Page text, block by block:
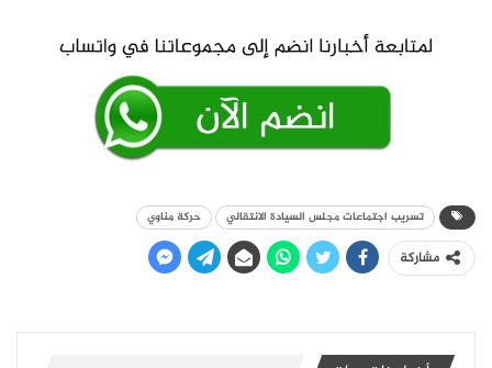
تسريب اجتماعات مجلس السيادة الانتقالي حركة مناوي
مشاركة